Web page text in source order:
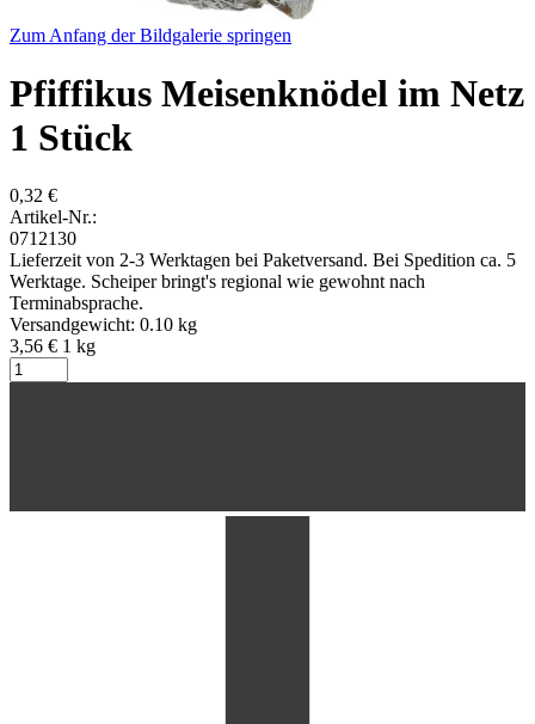
Zum Anfang der Bildgalerie springen
Pfiffikus Meisenknödel im Netz
1 Stück
0,32 €
Artikel-Nr.:
0712130
Lieferzeit von 2-3 Werktagen bei Paketversand. Bei Spedition ca. 5
Werktage. Scheiper bringt's regional wie gewohnt nach
Terminabsprache.
Versandgewicht: 0.10 kg
3,56 € 1 kg